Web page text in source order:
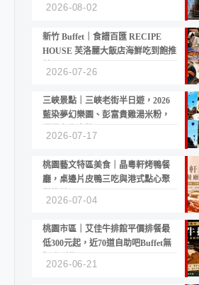
2026-08-02
新竹 Buffet｜食譜百匯 RECIPE
HOUSE 芙洛麗大飯店海鮮吃到飽推
2026-07-26
三峽景點｜三峽老街半日遊，2026
藍染夢幻樂園、彭富貴雞湯米粉，
2026-07-17
桃園藝文特區美食｜晶粵軒烤鴨餐
廳，桌邊片皮鴨三吃與港式點心聚
2026-07-04
桃園市區｜艾佳牛排館平價排餐最
低300元起，近70道自助吧Buffet無
2026-06-21